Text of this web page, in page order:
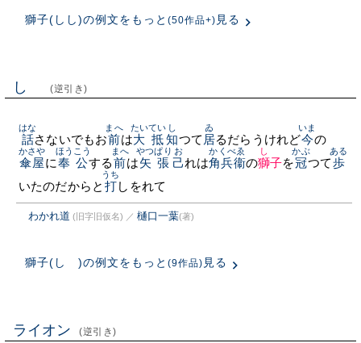
獅子(しし)の例文をもっと (50作品+) 見る
しゝ (逆引き)
話
はな
さないでもお前
まへ
は大抵
たいてい
知
し
つて 居
ゐ
るだらうけれど今
いま
の
傘屋
かさや
に奉公
ほうこう
する前
まへ
は矢張
やつぱり
己
お
れは角兵衞
かくべゑ
の獅子
しゝ
を冠
かぶ
つて歩
ある
いたのだからと 打
うち
しをれて
わかれ道 (旧字旧仮名) ／ 樋口一葉(著)
獅子(しゝ)の例文をもっと (9作品) 見る
ライオン (逆引き)